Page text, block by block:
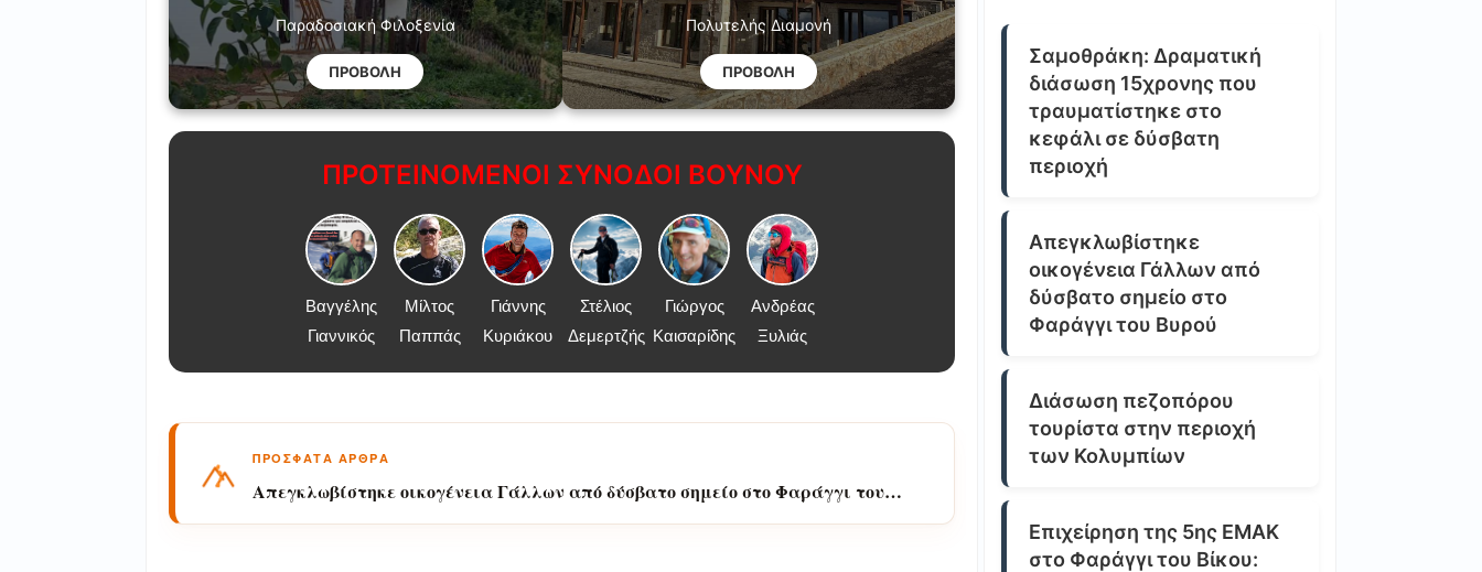
Παραδοσιακή Φιλοξενία
ΠΡΟΒΟΛΗ
Πολυτελής Διαμονή
ΠΡΟΒΟΛΗ
ΠΡΟΤΕΙΝΟΜΕΝΟΙ ΣΥΝΟΔΟΙ ΒΟΥΝΟΥ
Βαγγέλης
Γιαννικός
Μίλτος
Παππάς
Γιάννης
Κυριάκου
Στέλιος
Δεμερτζής
Γιώργος
Καισαρίδης
Ανδρέας
Ξυλιάς
ΠΡΟΣΦΑΤΑ ΑΡΘΡΑ
Διάσωση πεζοπόρου τουρίστα στην περιοχή των Κολυμπίων
Σαμοθράκη: Δραματική
διάσωση 15χρονης που
τραυματίστηκε στο
κεφάλι σε δύσβατη
περιοχή
Απεγκλωβίστηκε
οικογένεια Γάλλων από
δύσβατο σημείο στο
Φαράγγι του Βυρού
Διάσωση πεζοπόρου
τουρίστα στην περιοχή
των Κολυμπίων
Επιχείρηση της 5ης ΕΜΑΚ
στο Φαράγγι του Βίκου: